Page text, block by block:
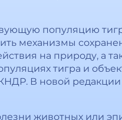
популяцию
механизмы
на природу, а
тигра и
В новой
животных или